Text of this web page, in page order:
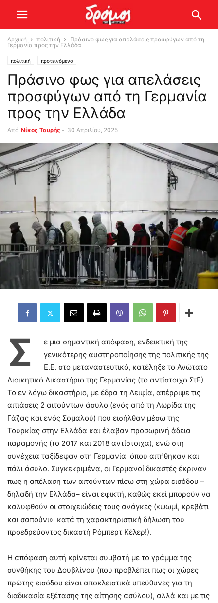
Αρχική πολιτική
Πράσινο φως για απελάσεις προσφύγων από τη
Γερμανία προς την Ελλάδα
πολιτική προτεινόμενα
Πράσινο φως για απελάσεις
προσφύγων από τη Γερμανία
προς την Ελλάδα
Από Νίκος Ταυρής - 30 Απριλίου, 2025
Σ
ε μια σημαντική απόφαση, ενδεικτική της
γενικότερης αυστηροποίησης της πολιτικής της
Ε.Ε. στο μεταναστευτικό, κατέληξε το Ανώτατο
Διοικητικό Δικαστήριο της Γερμανίας (το αντίστοιχο ΣτΕ).
Το εν λόγω δικαστήριο, με έδρα τη Λειψία, απέρριψε τις
αιτιάσεις 2 αιτούντων άσυλο (ενός από τη Λωρίδα της
Γάζας και ενός Σομαλού) που εισήλθαν μέσω της
Τουρκίας στην Ελλάδα και έλαβαν προσωρινή άδεια
παραμονής (το 2017 και 2018 αντίστοιχα), ενώ στη
συνέχεια ταξίδεψαν στη Γερμανία, όπου αιτήθηκαν και
πάλι άσυλο. Συγκεκριμένα, οι Γερμανοί δικαστές έκριναν
πως η απέλαση των αιτούντων πίσω στη χώρα εισόδου –
δηλαδή την Ελλάδα– είναι εφικτή, καθώς εκεί μπορούν να
καλυφθούν οι στοιχειώδεις τους ανάγκες («ψωμί, κρεβάτι
και σαπούνι», κατά τη χαρακτηριστική δήλωση του
προεδρεύοντος δικαστή Ρόμπερτ Κέλερ!).
Η απόφαση αυτή κρίνεται συμβατή με το γράμμα της
συνθήκης του Δουβλίνου (που προβλέπει πως οι χώρες
πρώτης εισόδου είναι αποκλειστικά υπεύθυνες για τη
διαδικασία εξέτασης της αίτησης ασύλου), αλλά και με τις